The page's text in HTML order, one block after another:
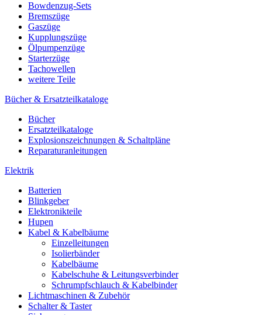
Bowdenzug-Sets
Bremszüge
Gaszüge
Kupplungszüge
Ölpumpenzüge
Starterzüge
Tachowellen
weitere Teile
Bücher & Ersatzteilkataloge
Bücher
Ersatzteilkataloge
Explosionszeichnungen & Schaltpläne
Reparaturanleitungen
Elektrik
Batterien
Blinkgeber
Elektronikteile
Hupen
Kabel & Kabelbäume
Einzelleitungen
Isolierbänder
Kabelbäume
Kabelschuhe & Leitungsverbinder
Schrumpfschlauch & Kabelbinder
Lichtmaschinen & Zubehör
Schalter & Taster